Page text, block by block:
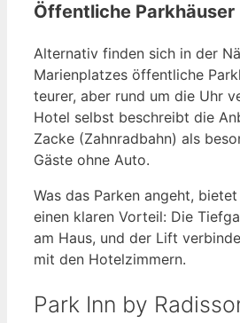
Öffentliche Parkhäuser
Alternativ finden sich in der
Marienplatzes öffentliche
teurer, aber rund um die Uhr
Hotel selbst beschreibt die
Zacke (Zahnradbahn) als
Gäste ohne Auto.
Was das Parken angeht,
einen klaren Vorteil: Die
am Haus, und der Lift
mit den Hotelzimmern.
Park Inn by